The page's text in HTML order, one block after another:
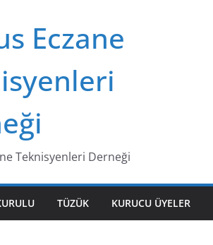
Eczane
Teknisyenleri Derneği
TÜZÜK KURUCU ÜYELER